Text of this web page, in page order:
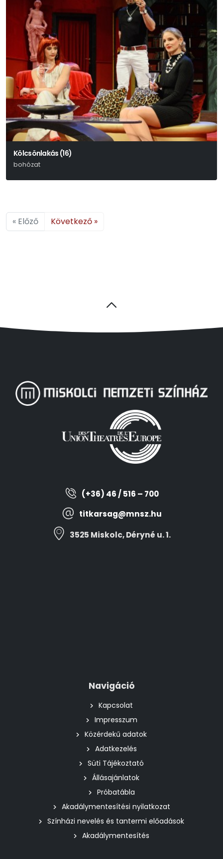
Kölcsönlakás (16)
bohózat
« Előző Következő »
(+36) 46 / 516 – 700
titkarsag@mnsz.hu
3525 Miskolc, Déryné u. 1.
Navigáció
Kapcsolat
Impresszum
Közérdekű adatok
Adatkezelés
Süti Tájékoztató
Állásajánlatok
Próbatábla
Akadálymentesítési nyilatkozat
Színházi nevelés és tantermi előadások
Akadálymentesítés